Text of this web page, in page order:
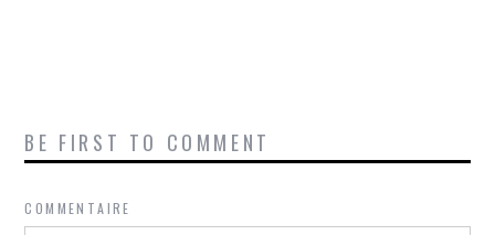
BE FIRST TO COMMENT
COMMENTAIRE